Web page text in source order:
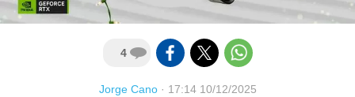
4
Jorge Cano· 17:14 10/12/2025